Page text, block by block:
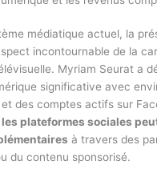
médiatique actuel, la
incontournable de la
Myriam Seurat a
significative avec
des comptes actifs sur
plateformes sociales
à travers des
du contenu sponsorisé.